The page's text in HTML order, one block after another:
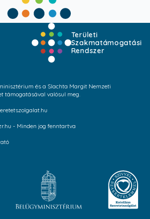
Területi
Szakmatámogatási
Rendszer
és a Slachta Margit Nemzeti
támogatásával valósul meg.
- Minden jog fenntartva